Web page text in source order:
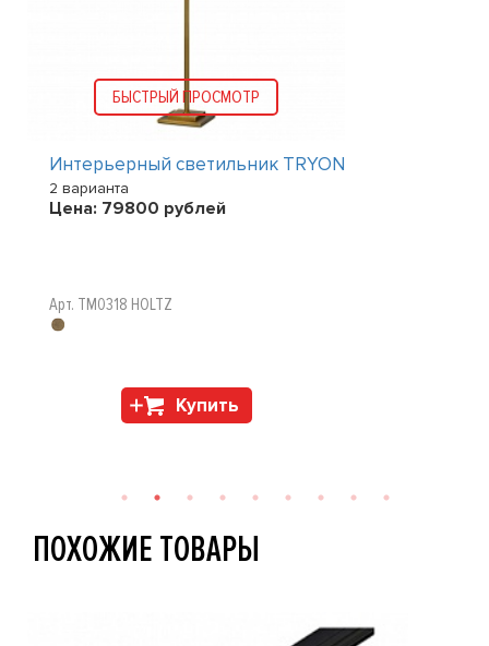
БЫСТРЫЙ ПРОСМОТР
Интерьерный светильник TRYON
2 варианта
Цена: 79800 рублей
Арт. TM0318 HOLTZ
Купить
ПОХОЖИЕ ТОВАРЫ